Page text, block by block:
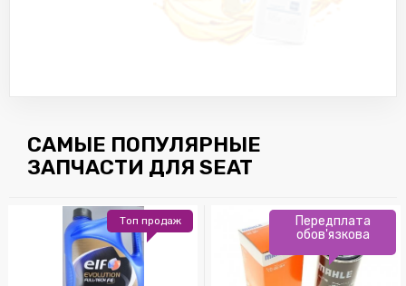
САМЫЕ ПОПУЛЯРНЫЕ
ЗАПЧАСТИ ДЛЯ SEAT
Топ продаж
Передплата
обов'язкова